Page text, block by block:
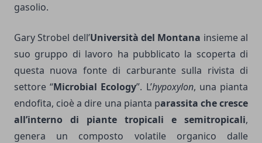
gasolio.
Gary Strobel dell’Università del Montana insieme al
suo gruppo di lavoro ha pubblicato la scoperta di
questa nuova fonte di carburante sulla rivista di
settore “Microbial Ecology”. L’hypoxylon, una pianta
endofita, cioè a dire una pianta parassita che cresce
all’interno di piante tropicali e semitropicali,
genera un composto volatile organico dalle